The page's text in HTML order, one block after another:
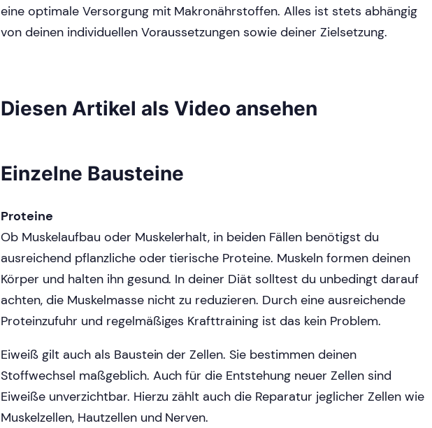
eine optimale Versorgung mit Makronährstoffen. Alles ist stets abhängig
von deinen individuellen Voraussetzungen sowie deiner Zielsetzung.
Diesen Artikel als Video ansehen
Einzelne Bausteine
Proteine
Ob Muskelaufbau oder Muskelerhalt, in beiden Fällen benötigst du
ausreichend pflanzliche oder tierische Proteine. Muskeln formen deinen
Körper und halten ihn gesund. In deiner Diät solltest du unbedingt darauf
achten, die Muskelmasse nicht zu reduzieren. Durch eine ausreichende
Proteinzufuhr und regelmäßiges Krafttraining ist das kein Problem.
Eiweiß gilt auch als Baustein der Zellen. Sie bestimmen deinen
Stoffwechsel maßgeblich. Auch für die Entstehung neuer Zellen sind
Eiweiße unverzichtbar. Hierzu zählt auch die Reparatur jeglicher Zellen wie
Muskelzellen, Hautzellen und Nerven.